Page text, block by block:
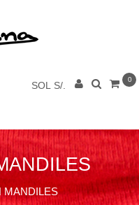
SOL S/.
0
MANDILES